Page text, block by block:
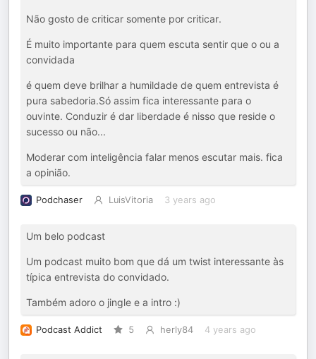
Não gosto de criticar somente por criticar.
É muito importante para quem escuta sentir que o ou a
convidada
é quem deve brilhar a humildade de quem entrevista é
pura sabedoria.Só assim fica interessante para o
ouvinte. Conduzir é dar liberdade é nisso que reside o
sucesso ou não...
Moderar com inteligência falar menos escutar mais. fica
a opinião.
Podchaser LuisVitoria 3 years ago
Um belo podcast
Um podcast muito bom que dá um twist interessante às
típica entrevista do convidado.
Também adoro o jingle e a intro :)
Podcast Addict 5 herly84 4 years ago